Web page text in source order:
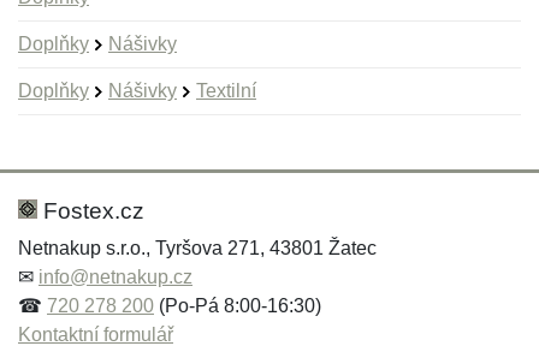
Doplňky Nášivky
Doplňky Nášivky Textilní
Hodnocení:
Jméno: *
Jméno:
E-mail:*
Fostex.cz
Netnakup s.r.o., Tyršova 271, 43801 Žatec
✉ info@netnakup.cz
☎ 720 278 200 (Po-Pá 8:00-16:30)
Kontaktní formulář